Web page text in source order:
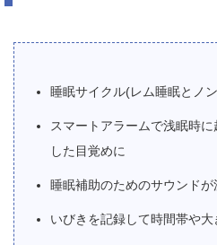
睡眠サイクル(レム睡眠とノ
スマートアラームで浅眠時
した目覚めに
睡眠補助のためのサウンド
いびきを記録して時間帯や大